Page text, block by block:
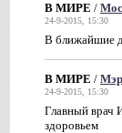
В МИРЕ /
24-9-2015, 15:30
В ближайшие
В МИРЕ / Мэр
24-9-2015, 15:30
Главный врач
здоровьем